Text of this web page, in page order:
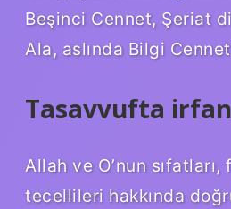
Beşinci Cennet, Şeriat
Ala, aslında Bilgi
Tasavvufta
Allah ve O’nun
tecellileri hakkında